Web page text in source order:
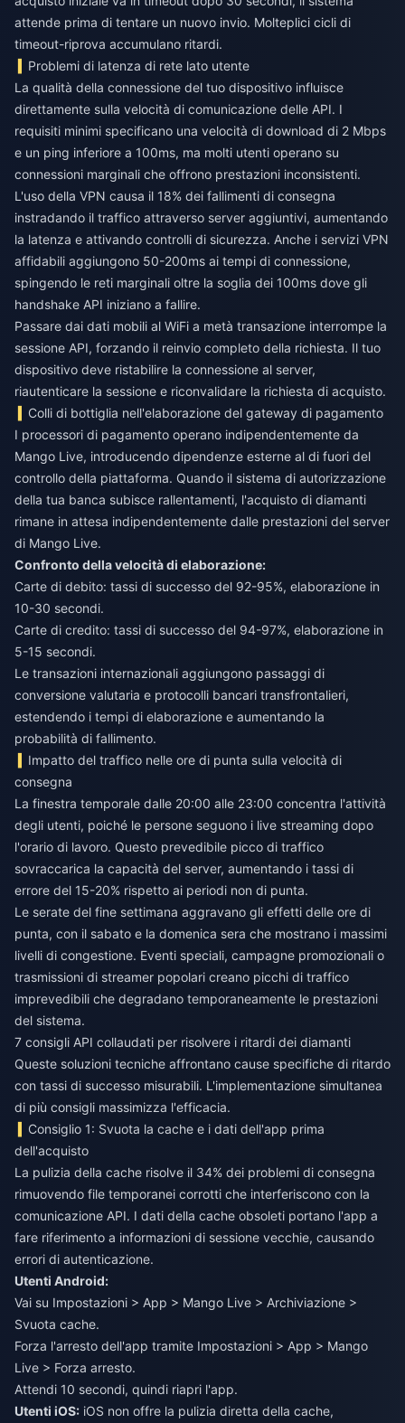
attende prima di tentare un nuovo invio. Molteplici cicli di
timeout-riprova accumulano ritardi.
Problemi di latenza di rete lato utente
La qualità della connessione del tuo dispositivo influisce
direttamente sulla velocità di comunicazione delle API. I
requisiti minimi specificano una velocità di download di 2 Mbps
e un ping inferiore a 100ms, ma molti utenti operano su
connessioni marginali che offrono prestazioni inconsistenti.
L'uso della VPN causa il 18% dei fallimenti di consegna
instradando il traffico attraverso server aggiuntivi, aumentando
la latenza e attivando controlli di sicurezza. Anche i servizi VPN
affidabili aggiungono 50-200ms ai tempi di connessione,
spingendo le reti marginali oltre la soglia dei 100ms dove gli
handshake API iniziano a fallire.
Passare dai dati mobili al WiFi a metà transazione interrompe la
sessione API, forzando il reinvio completo della richiesta. Il tuo
dispositivo deve ristabilire la connessione al server,
riautenticare la sessione e riconvalidare la richiesta di acquisto.
Colli di bottiglia nell'elaborazione del gateway di pagamento
I processori di pagamento operano indipendentemente da
Mango Live, introducendo dipendenze esterne al di fuori del
controllo della piattaforma. Quando il sistema di autorizzazione
della tua banca subisce rallentamenti, l'acquisto di diamanti
rimane in attesa indipendentemente dalle prestazioni del server
di Mango Live.
Confronto della velocità di elaborazione:
Carte di debito: tassi di successo del 92-95%, elaborazione in
10-30 secondi.
Carte di credito: tassi di successo del 94-97%, elaborazione in
5-15 secondi.
Le transazioni internazionali aggiungono passaggi di
conversione valutaria e protocolli bancari transfrontalieri,
estendendo i tempi di elaborazione e aumentando la
probabilità di fallimento.
Impatto del traffico nelle ore di punta sulla velocità di
consegna
La finestra temporale dalle 20:00 alle 23:00 concentra l'attività
degli utenti, poiché le persone seguono i live streaming dopo
l'orario di lavoro. Questo prevedibile picco di traffico
sovraccarica la capacità del server, aumentando i tassi di
errore del 15-20% rispetto ai periodi non di punta.
Le serate del fine settimana aggravano gli effetti delle ore di
punta, con il sabato e la domenica sera che mostrano i massimi
livelli di congestione. Eventi speciali, campagne promozionali o
trasmissioni di streamer popolari creano picchi di traffico
imprevedibili che degradano temporaneamente le prestazioni
del sistema.
7 consigli API collaudati per risolvere i ritardi dei diamanti
Queste soluzioni tecniche affrontano cause specifiche di ritardo
con tassi di successo misurabili. L'implementazione simultanea
di più consigli massimizza l'efficacia.
Consiglio 1: Svuota la cache e i dati dell'app prima
dell'acquisto
La pulizia della cache risolve il 34% dei problemi di consegna
rimuovendo file temporanei corrotti che interferiscono con la
comunicazione API. I dati della cache obsoleti portano l'app a
fare riferimento a informazioni di sessione vecchie, causando
errori di autenticazione.
Utenti Android:
Vai su Impostazioni > App > Mango Live > Archiviazione >
Svuota cache.
Forza l'arresto dell'app tramite Impostazioni > App > Mango
Live > Forza arresto.
Attendi 10 secondi, quindi riapri l'app.
Utenti iOS: iOS non offre la pulizia diretta della cache,